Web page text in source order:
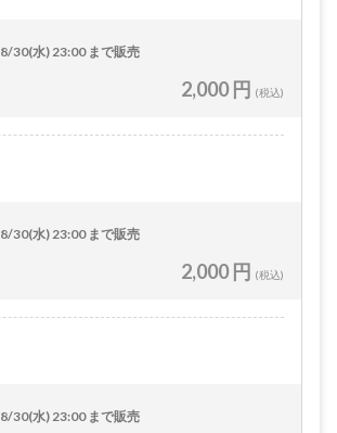
8/30(水) 23:00 まで販売
2,000 円 (税込)
8/30(水) 23:00 まで販売
2,000 円 (税込)
8/30(水) 23:00 まで販売